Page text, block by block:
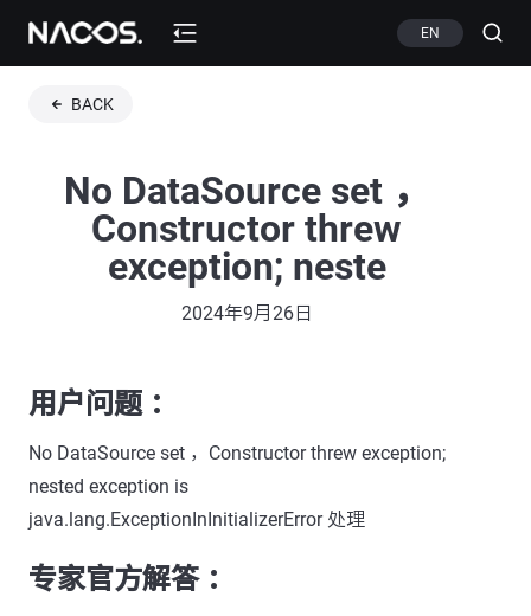
EN
BACK
No DataSource set ，
Constructor threw
exception; neste
2024年9月26日
用户问题 ：
No DataSource set ，Constructor threw exception;
nested exception is
java.lang.ExceptionInInitializerError 处理
专家官方解答 ：